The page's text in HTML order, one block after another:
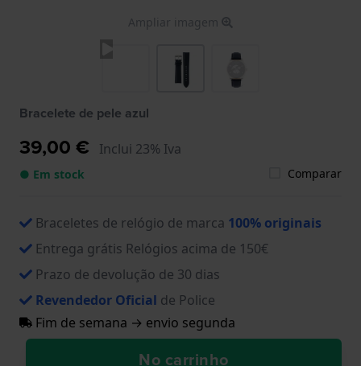
Ampliar imagem
Bracelete de pele azul
39,00 € Inclui 23% Iva
● Em stock Comparar
Braceletes de relógio de marca 100% originais
Entrega grátis Relógios acima de 150€
Prazo de devolução de 30 dias
Revendedor Oficial de Police
Fim de semana → envio segunda
No carrinho